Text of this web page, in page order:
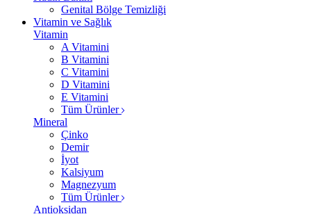
Genital Bölge Temizliği
Vitamin ve Sağlık
Vitamin
A Vitamini
B Vitamini
C Vitamini
D Vitamini
E Vitamini
Tüm Ürünler
Mineral
Çinko
Demir
İyot
Kalsiyum
Magnezyum
Tüm Ürünler
Antioksidan